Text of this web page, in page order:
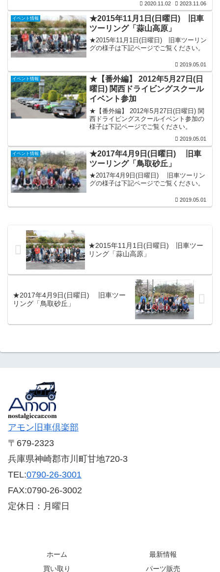
ングロードを走行され無事解散の運びと
なりました。（ご参加いただいた皆様の
集合写真です）■ご参加いただきました皆
様にお礼申しあげます。これからも車を
愛し維持していく者同士の親睦を深めて
いけるこの様な場を企画して参りますの
ております。★「おじさん」ツーリング
の様子を下記にアップいたしましたので
ご覧くだ...
2020.11.02 2023.11.06
イベント情報
★2015年11月1日(日曜日) 旧車
ツーリング「蒜山高原」
★2015年11月1日(日曜日) 旧車ツーリン
グの様子は下記ページでご覧ください。
2019.05.01
イベント情報
★【番外編】 2012年5月27日(日
曜日) 関西ドライビングスクール
イベント参加
★【番外編】 2012年5月27日(日曜日) 関
西ドライビングスクールイベント参加の
様子は下記ページでご覧ください。
2019.05.01
イベント情報
★2017年4月9日(日曜日) 旧車
ツーリング「鳥取砂丘」
★2017年4月9日(日曜日) 旧車ツーリン
グの様子は下記ページでご覧ください。
2019.05.01
★2015年11月1日(日曜日) 旧車ツー
リング「蒜山高原」
★2017年4月9日(日曜日) 旧車ツー
リング「鳥取砂丘」
アモン旧車倶楽部
〒679-2323
兵庫県神崎郡市川町甘地720-3
TEL:0790-26-3001
FAX:0790-26-3002
定休日：月曜日
ホーム
最新情報
買い取り
パーツ販売